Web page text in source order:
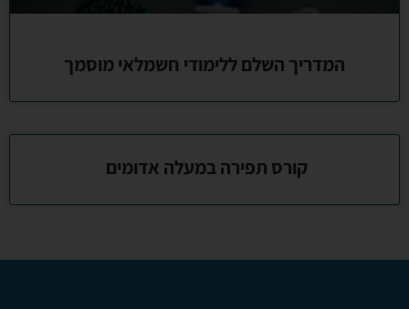
המדריך השלם ללימודי חשמלאי מוסמך
קורס תפירה במעלה אדומים